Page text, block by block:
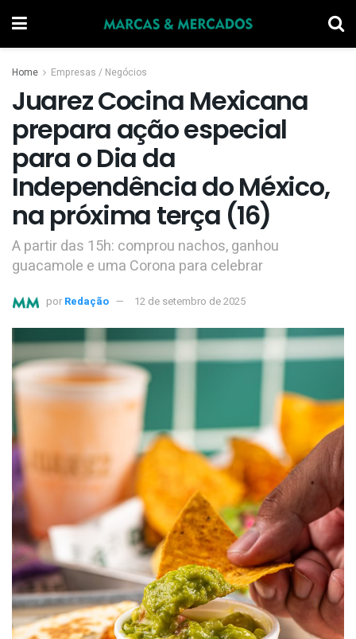
Home Empresas / Negócios
Juarez Cocina Mexicana
prepara ação especial
para o Dia da
Independência do México,
na próxima terça (16)
A partir das 15h: comprou nachos, ganhou
guacamole e uma Corona para celebrar
por Redação 12 de setembro de 2025